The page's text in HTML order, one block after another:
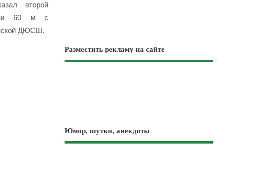
второй
60 м с
ДЮСШ.
Разместить рекламу на сайте
Юмор, шутки, анекдоты